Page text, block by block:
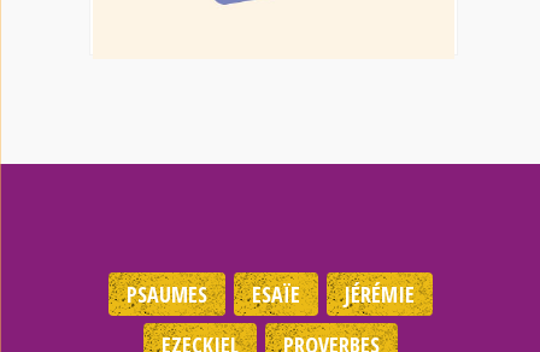
PSAUMES ESAÏE
JÉRÉMIE
EZECKIEL
PROVERBES